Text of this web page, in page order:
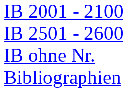
IB 2001 - 2100
IB 2501 - 2600
IB ohne Nr.
Bibliographien